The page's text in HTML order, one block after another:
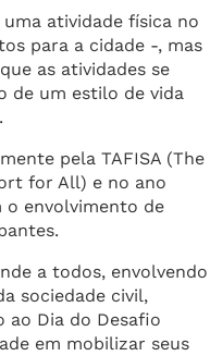
atividade física no
para a cidade -, mas
as atividades se
de um estilo de vida
pela TAFISA (The
for All) e no ano
o envolvimento de
a todos, envolvendo
sociedade civil,
ao Dia do Desafio
em mobilizar seus